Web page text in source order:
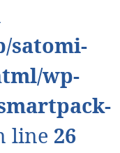
satomi-
wp-
line 26